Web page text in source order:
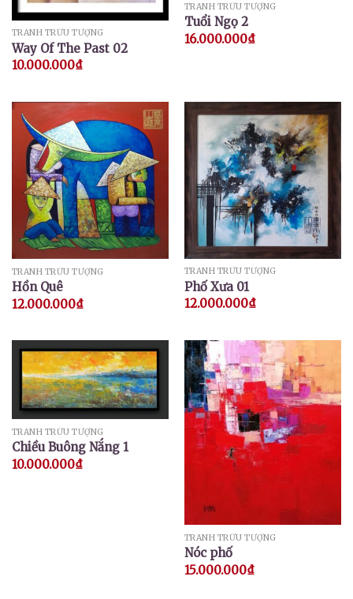
TRANH TRỪU TƯỢNG
Way Of The Past 02
10.000.000₫
TRANH TRỪU TƯỢNG
Tuổi Ngọ 2
16.000.000₫
TRANH TRỪU TƯỢNG
Hồn Quê
12.000.000₫
TRANH TRỪU TƯỢNG
Phố Xưa 01
12.000.000₫
TRANH TRỪU TƯỢNG
Chiều Buông Nắng 1
10.000.000₫
TRANH TRỪU TƯỢNG
Nóc phố
15.000.000₫